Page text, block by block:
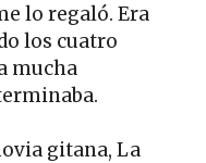
lo regaló. Era
los cuatro
mucha
gitana, La